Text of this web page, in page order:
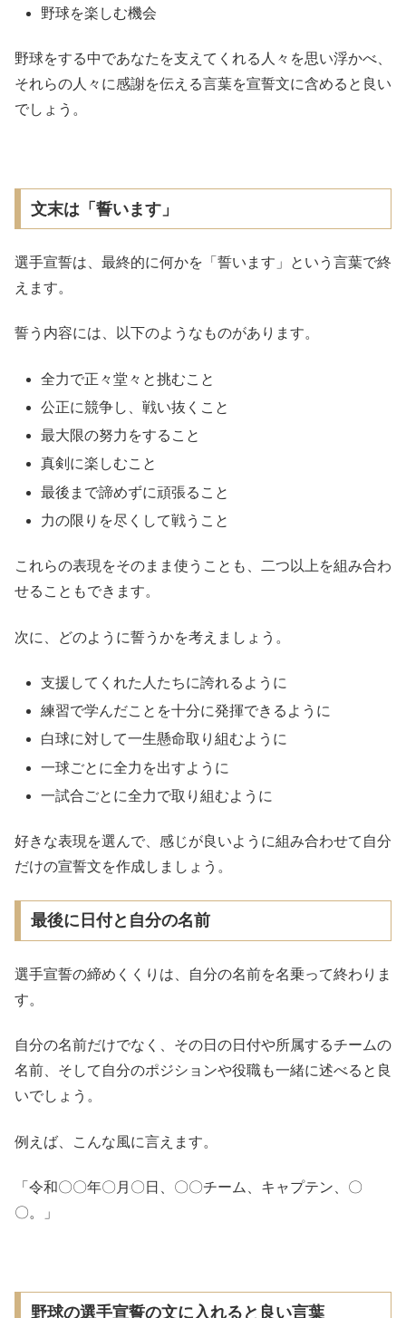
野球を楽しむ機会
野球をする中であなたを支えてくれる人々を思い浮かべ、
それらの人々に感謝を伝える言葉を宣誓文に含めると良い
でしょう。
文末は「誓います」
選手宣誓は、最終的に何かを「誓います」という言葉で終
えます。
誓う内容には、以下のようなものがあります。
全力で正々堂々と挑むこと
公正に競争し、戦い抜くこと
最大限の努力をすること
真剣に楽しむこと
最後まで諦めずに頑張ること
力の限りを尽くして戦うこと
これらの表現をそのまま使うことも、二つ以上を組み合わ
せることもできます。
次に、どのように誓うかを考えましょう。
支援してくれた人たちに誇れるように
練習で学んだことを十分に発揮できるように
白球に対して一生懸命取り組むように
一球ごとに全力を出すように
一試合ごとに全力で取り組むように
好きな表現を選んで、感じが良いように組み合わせて自分
だけの宣誓文を作成しましょう。
最後に日付と自分の名前
選手宣誓の締めくくりは、自分の名前を名乗って終わりま
す。
自分の名前だけでなく、その日の日付や所属するチームの
名前、そして自分のポジションや役職も一緒に述べると良
いでしょう。
例えば、こんな風に言えます。
「令和〇〇年〇月〇日、〇〇チーム、キャプテン、〇
〇。」
野球の選手宣誓の文に入れると良い言葉